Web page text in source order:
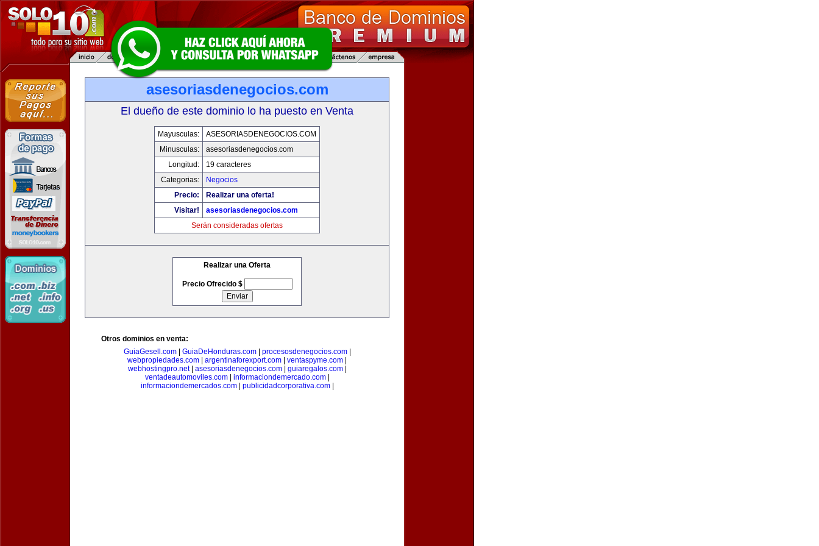
asesoriasdenegocios.com
El dueño de este dominio lo ha puesto en Venta
Mayusculas:
ASESORIASDENEGOCIOS.COM
Minusculas:
asesoriasdenegocios.com
Longitud:
19 caracteres
Categorias:
Negocios
Precio:
Realizar una oferta!
Visitar!
asesoriasdenegocios.com
Serán consideradas ofertas
Realizar una Oferta
Precio Ofrecido $
Otros dominios en venta:
GuiaGesell.com| GuiaDeHonduras.com| procesosdenegocios.com|
webpropiedades.com
argentinaforexport.com ventaspyme.com
webhostingpro.net| asesoriasdenegocios.com| guiaregalos.com|
ventadeautomoviles.com| informaciondemercado.com|
informaciondemercados.com| publicidadcorporativa.com|